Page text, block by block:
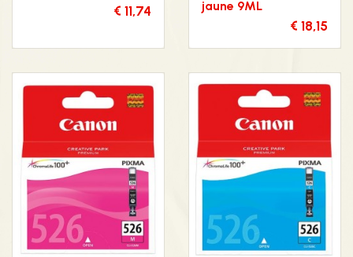
€ 11,74
jaune 9ML
€ 18,15